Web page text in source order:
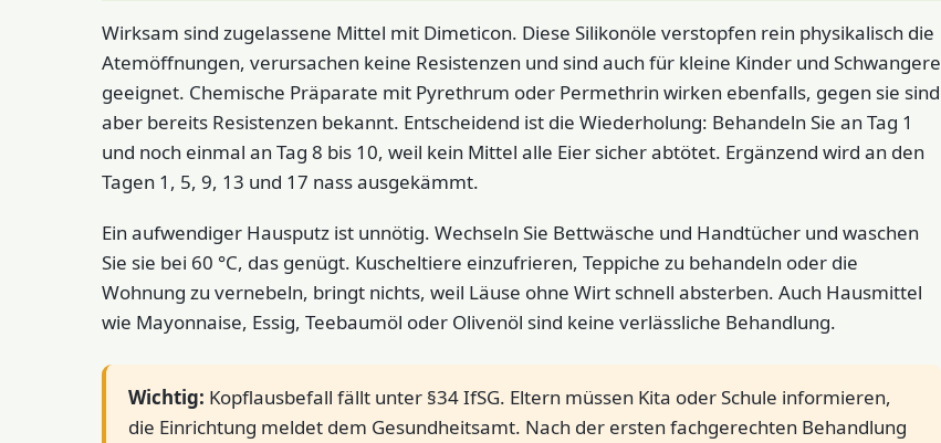
Wirksam sind zugelassene Mittel mit Dimeticon. Diese Silikonöle verstopfen rein physikalisch die
Atemöffnungen, verursachen keine Resistenzen und sind auch für kleine Kinder und Schwangere
geeignet. Chemische Präparate mit Pyrethrum oder Permethrin wirken ebenfalls, gegen sie sind
aber bereits Resistenzen bekannt. Entscheidend ist die Wiederholung: Behandeln Sie an Tag 1
und noch einmal an Tag 8 bis 10, weil kein Mittel alle Eier sicher abtötet. Ergänzend wird an den
Tagen 1, 5, 9, 13 und 17 nass ausgekämmt.
Ein aufwendiger Hausputz ist unnötig. Wechseln Sie Bettwäsche und Handtücher und waschen
Sie sie bei 60 °C, das genügt. Kuscheltiere einzufrieren, Teppiche zu behandeln oder die
Wohnung zu vernebeln, bringt nichts, weil Läuse ohne Wirt schnell absterben. Auch Hausmittel
wie Mayonnaise, Essig, Teebaumöl oder Olivenöl sind keine verlässliche Behandlung.
Wichtig: Kopflausbefall fällt unter §34 IfSG. Eltern müssen Kita oder Schule informieren,
die Einrichtung meldet dem Gesundheitsamt. Nach der ersten fachgerechten Behandlung